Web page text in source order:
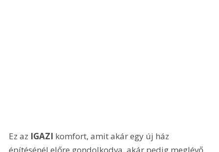
Ez az IGAZI komfort, amit akár egy új ház